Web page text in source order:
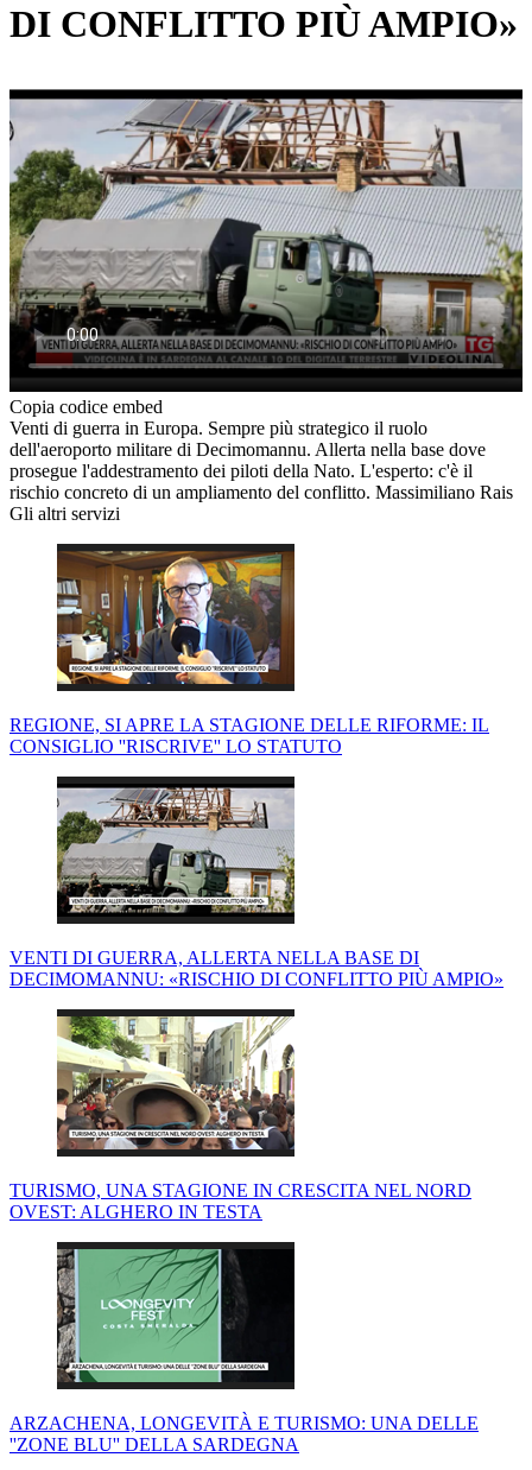
DI CONFLITTO PIÙ AMPIO»
Copia codice embed
Venti di guerra in Europa. Sempre più strategico il ruolo
dell'aeroporto militare di Decimomannu. Allerta nella base dove
prosegue l'addestramento dei piloti della Nato. L'esperto: c'è il
rischio concreto di un ampliamento del conflitto. Massimiliano Rais
Gli altri servizi
REGIONE, SI APRE LA STAGIONE DELLE RIFORME: IL
CONSIGLIO ''RISCRIVE'' LO STATUTO
VENTI DI GUERRA, ALLERTA NELLA BASE DI
DECIMOMANNU: «RISCHIO DI CONFLITTO PIÙ AMPIO»
TURISMO, UNA STAGIONE IN CRESCITA NEL NORD
OVEST: ALGHERO IN TESTA
ARZACHENA, LONGEVITÀ E TURISMO: UNA DELLE
''ZONE BLU'' DELLA SARDEGNA